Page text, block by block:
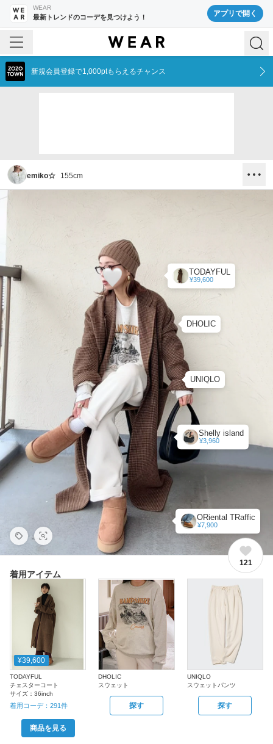
WEAR
最新トレンドのコーデを見つけよう！ アプリで開く
新規会員登録で1,000ptもらえるチャンス
emiko☆ 155cm
TODAYFUL
¥39,600
DHOLIC
UNIQLO
Shelly island
¥3,960
ORiental TRaffic
¥7,900
121
着用アイテム
¥39,600
TODAYFUL
チェスターコート
サイズ： 36inch
着用コーデ： 291件
商品を見る
DHOLIC
スウェット
探す
UNIQLO
スウェットパンツ
探す